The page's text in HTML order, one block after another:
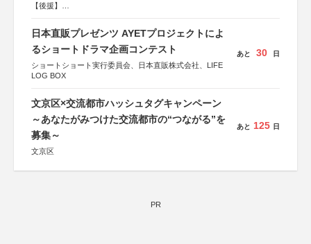
【後援】
会、森林火災対策協会
日本直販プレゼンツ AYETプロジェクトによ
るショートドラマ企画コンテスト
ショートショート実行委員会、日本直販株式会社、LIFE
LOG BOX
あと 30 日
文京区×交流都市ハッシュタグキャンペーン
～あなたがみつけた交流都市の“つながる”を
募集～
文京区
あと 125 日
PR